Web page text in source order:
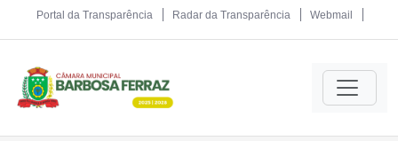
Portal da Transparência Radar da Transparência Webmail